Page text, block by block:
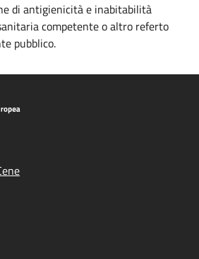
di antigienicità e inabitabilità
competente o altro referto
pubblico.